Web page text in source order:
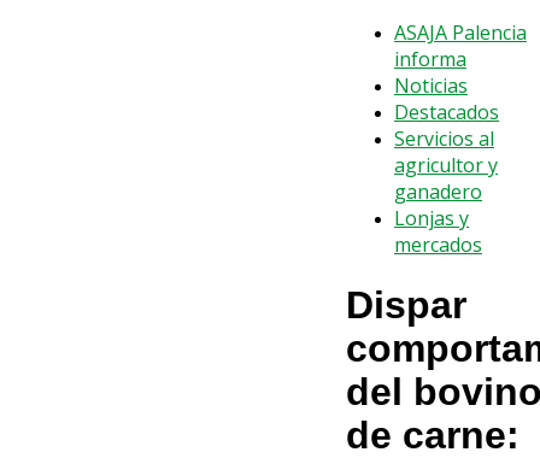
ASAJA Palencia
informa
Noticias
Destacados
Servicios al
agricultor y
ganadero
Lonjas y
mercados
Dispar
del
de carne: